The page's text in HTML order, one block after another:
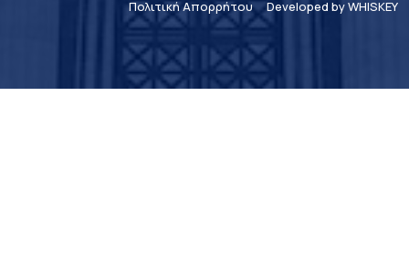
Πολιτική Απορρήτου Developed by WHISKEY